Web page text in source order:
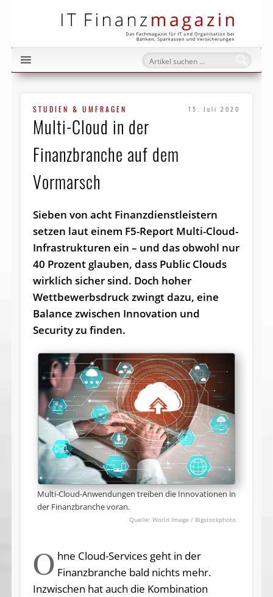
STUDIEN & UMFRAGEN 15. Juli 2020
Multi-Cloud in der
Finanzbranche auf dem
Vormarsch
Sieben von acht Finanzdienstleistern
setzen laut einem F5-Report Multi-Cloud-
Infrastrukturen ein – und das obwohl nur
40 Prozent glauben, dass Public Clouds
wirklich sicher sind. Doch hoher
Wettbewerbsdruck zwingt dazu, eine
Balance zwischen Innovation und
Security zu finden.
Multi-Cloud-Anwendungen treiben die Innovationen in
der Finanzbranche voran.
World Image / Bigstockphoto
O hne Cloud-Services geht in der
Finanzbranche bald nichts mehr.
Inzwischen hat auch die Kombination